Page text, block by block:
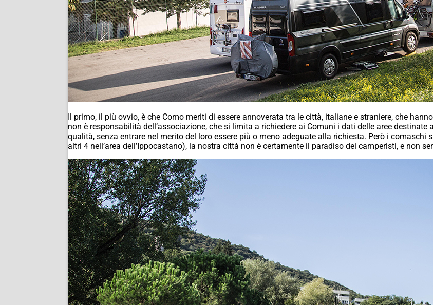
Il primo, il più ovvio, è che Como meriti di essere annoverata tra le città, italiane e straniere, che
non è responsabilità dell’associazione, che si limita a richiedere ai Comuni i dati delle aree
qualità, senza entrare nel merito del loro essere più o meno adeguate alla richiesta. Però i comaschi
altri 4 nell’area dell’Ippocastano), la nostra città non è certamente il paradiso dei camperisti, e non